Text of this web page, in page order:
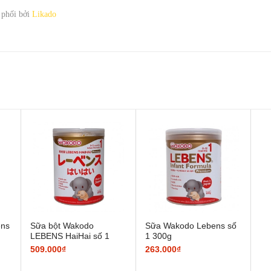
phối bởi Likado
Sữa bột Wakodo
LEBENS HaiHai số 1
509.000₫
Sữa Wakodo Lebens số
1 300g
263.000₫